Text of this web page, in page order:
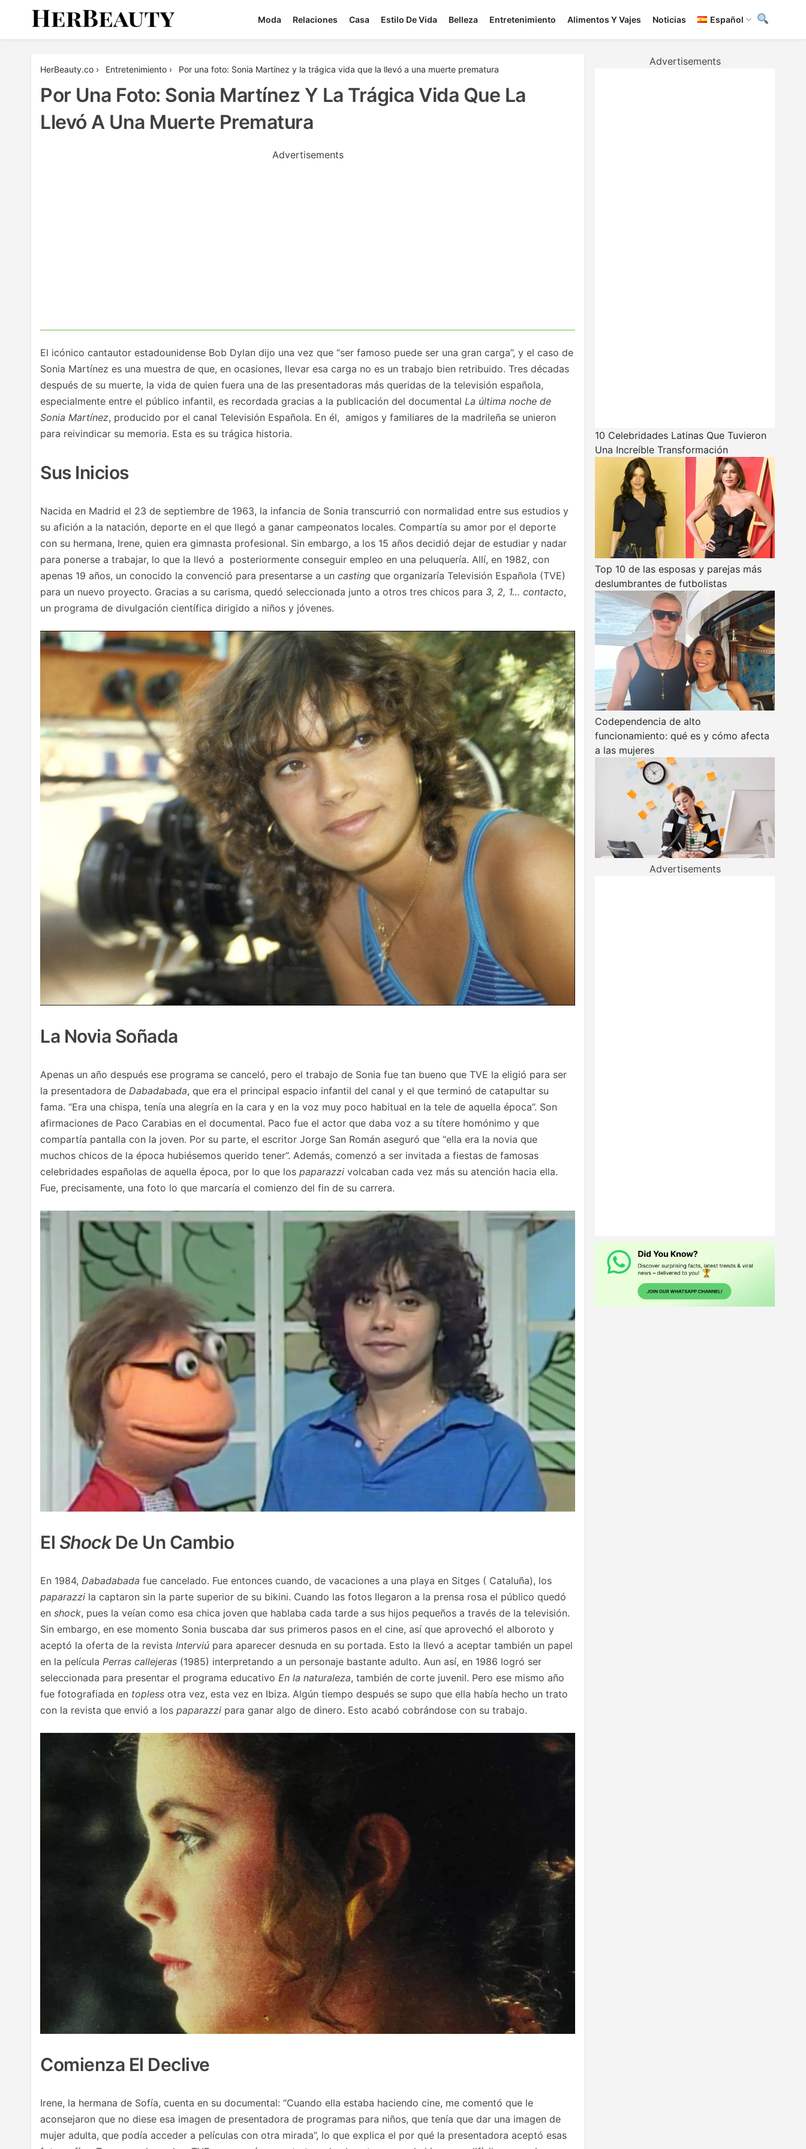
Moda Relaciones Casa Estilo De Vida Belleza Entretenimiento Alimentos Y Vajes Noticias Español
HerBeauty.co › Entretenimiento › Por una foto: Sonia Martínez y la trágica vida que la llevó a una muerte prematura
Por Una Foto: Sonia Martínez Y La Trágica Vida Que La
Llevó A Una Muerte Prematura
Advertisements
El icónico cantautor estadounidense Bob Dylan dijo una vez que “ser famoso puede ser una gran carga”, y el caso de
Sonia Martínez es una muestra de que, en ocasiones, llevar esa carga no es un trabajo bien retribuido. Tres décadas
después de su muerte, la vida de quien fuera una de las presentadoras más queridas de la televisión española,
especialmente entre el público infantil, es recordada gracias a la publicación del documental La última noche de
Sonia Martínez, producido por el canal Televisión Española. En él, amigos y familiares de la madrileña se unieron
para reivindicar su memoria. Esta es su trágica historia.
Sus Inicios
Nacida en Madrid el 23 de septiembre de 1963, la infancia de Sonia transcurrió con normalidad entre sus estudios y
su afición a la natación, deporte en el que llegó a ganar campeonatos locales. Compartía su amor por el deporte
con su hermana, Irene, quien era gimnasta profesional. Sin embargo, a los 15 años decidió dejar de estudiar y nadar
para ponerse a trabajar, lo que la llevó a posteriormente conseguir empleo en una peluquería. Allí, en 1982, con
apenas 19 años, un conocido la convenció para presentarse a un casting que organizaría Televisión Española (TVE)
para un nuevo proyecto. Gracias a su carisma, quedó seleccionada junto a otros tres chicos para 3, 2, 1… contacto,
un programa de divulgación científica dirigido a niños y jóvenes.
La Novia Soñada
Apenas un año después ese programa se canceló, pero el trabajo de Sonia fue tan bueno que TVE la eligió para ser
la presentadora de Dabadabada, que era el principal espacio infantil del canal y el que terminó de catapultar su
fama. “Era una chispa, tenía una alegría en la cara y en la voz muy poco habitual en la tele de aquella época”. Son
afirmaciones de Paco Carabias en el documental. Paco fue el actor que daba voz a su títere homónimo y que
compartía pantalla con la joven. Por su parte, el escritor Jorge San Román aseguró que “ella era la novia que
muchos chicos de la época hubiésemos querido tener”. Además, comenzó a ser invitada a fiestas de famosas
celebridades españolas de aquella época, por lo que los paparazzi volcaban cada vez más su atención hacia ella.
Fue, precisamente, una foto lo que marcaría el comienzo del fin de su carrera.
El ShockDe Un Cambio
En 1984, Dabadabada fue cancelado. Fue entonces cuando, de vacaciones a una playa en Sitges ( Cataluña), los
paparazzi la captaron sin la parte superior de su bikini. Cuando las fotos llegaron a la prensa rosa el público quedó
en shock, pues la veían como esa chica joven que hablaba cada tarde a sus hijos pequeños a través de la televisión.
Sin embargo, en ese momento Sonia buscaba dar sus primeros pasos en el cine, así que aprovechó el alboroto y
aceptó la oferta de la revista Interviú para aparecer desnuda en su portada. Esto la llevó a aceptar también un papel
en la película Perras callejeras (1985) interpretando a un personaje bastante adulto. Aun así, en 1986 logró ser
seleccionada para presentar el programa educativo En la naturaleza, también de corte juvenil. Pero ese mismo año
fue fotografiada en topless otra vez, esta vez en Ibiza. Algún tiempo después se supo que ella había hecho un trato
con la revista que envió a los paparazzi para ganar algo de dinero. Esto acabó cobrándose con su trabajo.
Comienza El Declive
Irene, la hermana de Sofía, cuenta en su documental: “Cuando ella estaba haciendo cine, me comentó que le
aconsejaron que no diese esa imagen de presentadora de programas para niños, que tenía que dar una imagen de
mujer adulta, que podía acceder a películas con otra mirada”, lo que explica el por qué la presentadora aceptó esas
Advertisements
10 Celebridades Latinas Que Tuvieron
Una Increíble Transformación
Top 10 de las esposas y parejas más
deslumbrantes de futbolistas
Codependencia de alto
funcionamiento: qué es y cómo afecta
a las mujeres
Advertisements